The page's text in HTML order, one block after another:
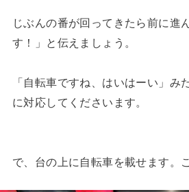
じぶんの番が回ってきたら前に進
す！」と伝えましょう。
「自転車ですね、はいはーい」み
に対応してくださいます。
で、台の上に自転車を載せます。